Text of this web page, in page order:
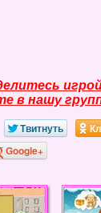
в нашу
Твитнуть
Google+